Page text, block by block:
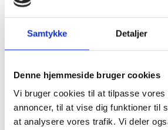
Samtykke Detaljer
Denne hjemmeside bruger cookies
Vi bruger cookies til at tilpasse vores
annoncer, til at vise dig funktioner til
at analysere vores trafik. Vi deler
Blå kjole med
print fra
chateau